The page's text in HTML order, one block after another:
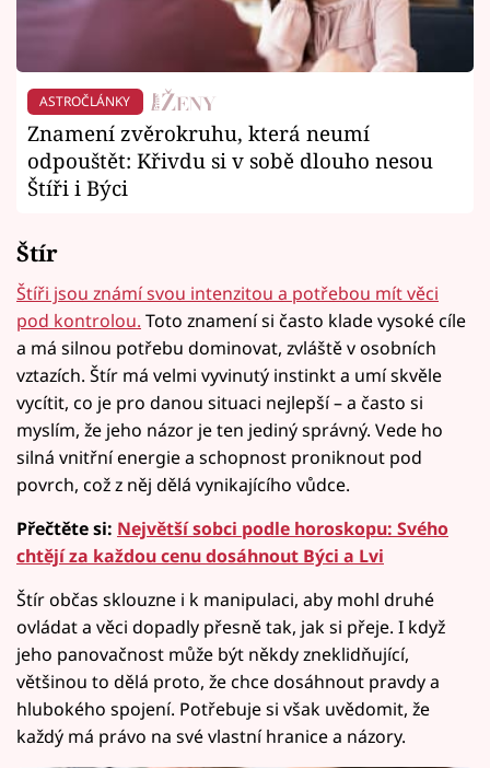
ASTROČLÁNKY
Znamení zvěrokruhu, která neumí
odpouštět: Křivdu si v sobě dlouho nesou
Štíři i Býci
Štír
Štíři jsou známí svou intenzitou a potřebou mít věci
pod kontrolou. Toto znamení si často klade vysoké cíle
a má silnou potřebu dominovat, zvláště v osobních
vztazích. Štír má velmi vyvinutý instinkt a umí skvěle
vycítit, co je pro danou situaci nejlepší – a často si
myslím, že jeho názor je ten jediný správný. Vede ho
silná vnitřní energie a schopnost proniknout pod
povrch, což z něj dělá vynikajícího vůdce.
Přečtěte si: Největší sobci podle horoskopu: Svého
chtějí za každou cenu dosáhnout Býci a Lvi
Štír občas sklouzne i k manipulaci, aby mohl druhé
ovládat a věci dopadly přesně tak, jak si přeje. I když
jeho panovačnost může být někdy zneklidňující,
většinou to dělá proto, že chce dosáhnout pravdy a
hlubokého spojení. Potřebuje si však uvědomit, že
každý má právo na své vlastní hranice a názory.